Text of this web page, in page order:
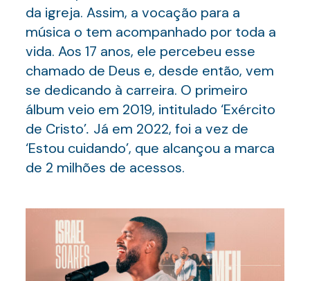
da igreja. Assim, a vocação para a
música o tem acompanhado por toda a
vida. Aos 17 anos, ele percebeu esse
chamado de Deus e, desde então, vem
se dedicando à carreira. O primeiro
álbum veio em 2019, intitulado ‘Exército
de Cristo’. Já em 2022, foi a vez de
‘Estou cuidando’, que alcançou a marca
de 2 milhões de acessos.